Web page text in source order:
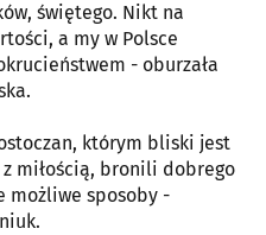
świętego. Nikt na
a my w Polsce
- oburzała
którym bliski jest
z miłością, bronili dobrego
możliwe sposoby -